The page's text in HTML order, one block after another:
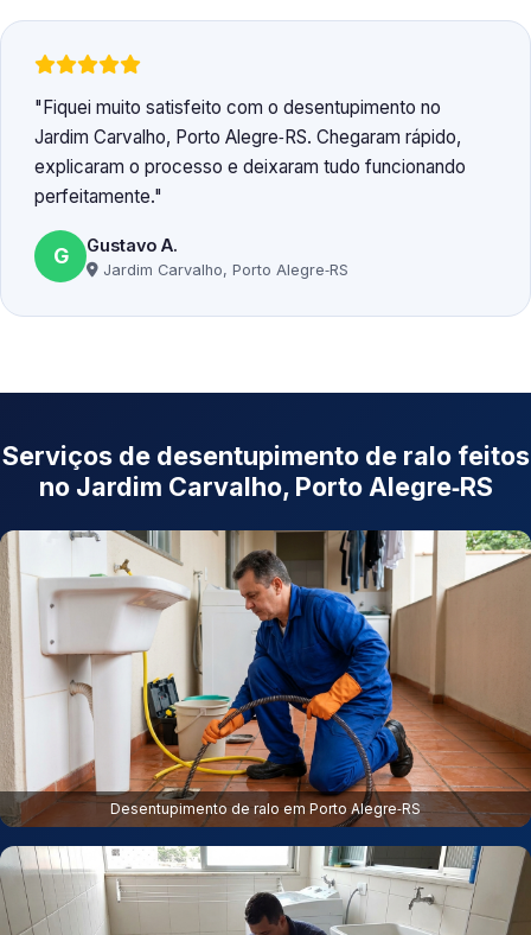
Fiquei muito satisfeito com o desentupimento no
Jardim Carvalho, Porto Alegre‑RS. Chegaram rápido,
explicaram o processo e deixaram tudo funcionando
perfeitamente.
G Gustavo A.
Jardim Carvalho, Porto Alegre‑RS
Serviços de desentupimento de ralo feitos
no Jardim Carvalho, Porto Alegre‑RS
Desentupimento de ralo em Porto Alegre‑RS